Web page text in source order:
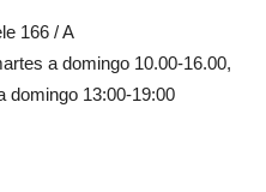
166 / A
a domingo 10.00-16.00,
domingo 13:00-19:00